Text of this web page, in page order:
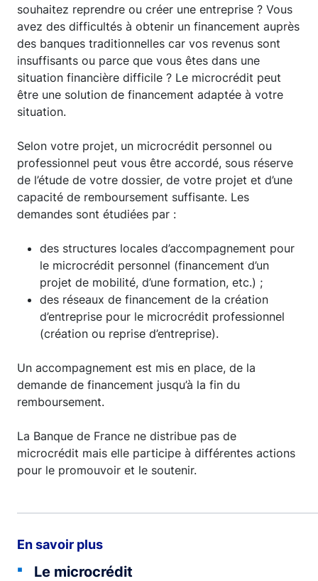
souhaitez reprendre ou créer une entreprise ? Vous
avez des difficultés à obtenir un financement auprès
des banques traditionnelles car vos revenus sont
insuffisants ou parce que vous êtes dans une
situation financière difficile ? Le microcrédit peut
être une solution de financement adaptée à votre
situation.
Selon votre projet, un microcrédit personnel ou
professionnel peut vous être accordé, sous réserve
de l’étude de votre dossier, de votre projet et d’une
capacité de remboursement suffisante. Les
demandes sont étudiées par :
des structures locales d’accompagnement pour
le microcrédit personnel (financement d’un
projet de mobilité, d’une formation, etc.) ;
des réseaux de financement de la création
d’entreprise pour le microcrédit professionnel
(création ou reprise d’entreprise).
Un accompagnement est mis en place, de la
demande de financement jusqu’à la fin du
remboursement.
La Banque de France ne distribue pas de
microcrédit mais elle participe à différentes actions
pour le promouvoir et le soutenir.
En savoir plus
Le microcrédit